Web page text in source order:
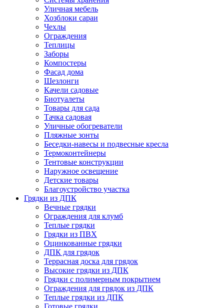
Уличная мебель
Хозблоки сараи
Чехлы
Ограждения
Теплицы
Заборы
Компостеры
Фасад дома
Шезлонги
Качели садовые
Биотуалеты
Товары для сада
Тачка садовая
Уличные обогреватели
Пляжные зонты
Беседки-навесы и подвесные кресла
Термоконтейнеры
Тентовые конструкции
Наружное освещение
Детские товары
Благоустройство участка
Грядки из ДПК
Вечные грядки
Ограждения для клумб
Теплые грядки
Грядки из ПВХ
Оцинкованные грядки
ДПК для грядок
Террасная доска для грядок
Высокие грядки из ДПК
Грядки с полимерным покрытием
Ограждения для грядок из ДПК
Теплые грядки из ДПК
Готовые грядки